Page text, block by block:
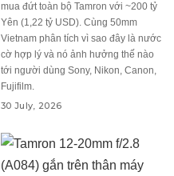
mua đứt toàn bộ Tamron với ~200 tỷ
Yên (1,22 tỷ USD). Cùng 50mm
Vietnam phân tích vì sao đây là nước
cờ hợp lý và nó ảnh hưởng thế nào
tới người dùng Sony, Nikon, Canon,
Fujifilm.
30 July, 2026